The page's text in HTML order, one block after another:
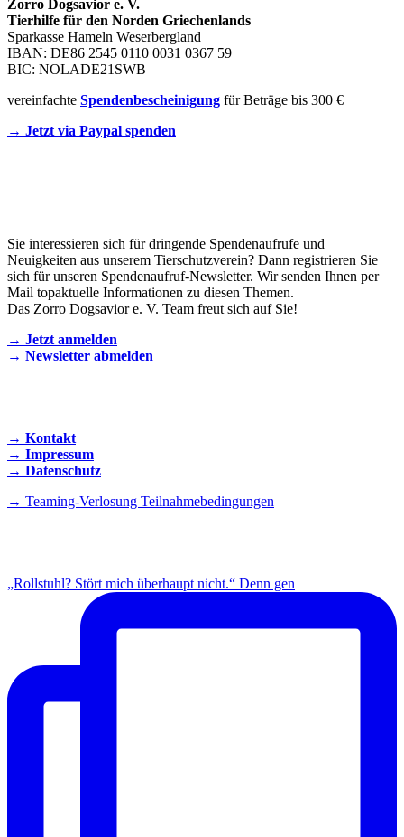
Zorro Dogsavior e. V.
Tierhilfe für den Norden Griechenlands
Sparkasse Hameln Weserbergland
IBAN: DE86 2545 0110 0031 0367 59
BIC: NOLADE21SWB
vereinfachte Spendenbescheinigung für Beträge bis 300 €
→ Jetzt via Paypal spenden
Sie interessieren sich für dringende Spendenaufrufe und
Neuigkeiten aus unserem Tierschutzverein? Dann registrieren Sie
sich für unseren Spendenaufruf-Newsletter. Wir senden Ihnen per
Mail topaktuelle Informationen zu diesen Themen.
Das Zorro Dogsavior e. V. Team freut sich auf Sie!
→ Jetzt anmelden
→ Newsletter abmelden
→ Kontakt
→ Impressum
→ Datenschutz
→ Teaming-Verlosung Teilnahmebedingungen
„Rollstuhl? Stört mich überhaupt nicht.“ Denn gen